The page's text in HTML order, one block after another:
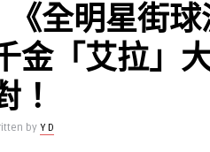
全明星街
金「艾拉」
！
by Y D